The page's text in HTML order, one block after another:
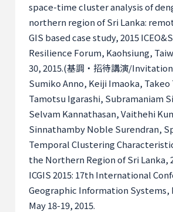
space-time cluster analysis of
northern region of Sri Lanka:
GIS based case study, 2015
Resilience Forum, Kaohsiung,
30, 2015.(基調・招待講演/
Sumiko Anno, Keiji Imaoka, Takeo
Tamotsu Igarashi, Subramaniam
Selvam Kannathasan, Vaithehi
Sinnathamby Noble Surendran,
Temporal Clustering
the Northern Region of Sri Lanka,
ICGIS 2015: 17th International
Geographic Information Systems,
May 18-19, 2015.